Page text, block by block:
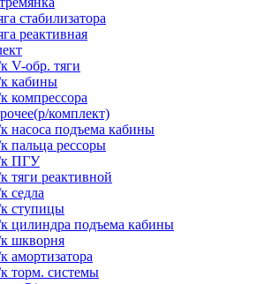
стабилизатора
реактивная
V-обр. тяги
кабины
компрессора
комплект)
насоса подъема кабины
пальца рессоры
ПГУ
тяги реактивной
седла
ступицы
цилиндра подъема кабины
шкворня
амортизатора
торм. системы